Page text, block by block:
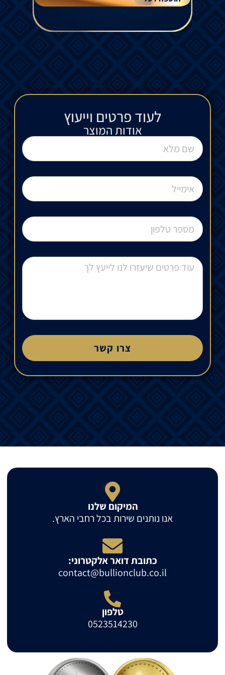
לעוד פרטים וייעוץ​
אודות המוצר
צרו קשר
המיקום שלנו
אנו נותנים שירות בכל רחבי הארץ.
כתובת דואר אלקטרוני:
contact@bullionclub.co.il
טלפון
0523514230